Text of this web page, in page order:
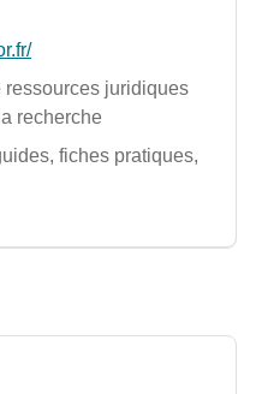
ressources juridiques
recherche
fiches pratiques,